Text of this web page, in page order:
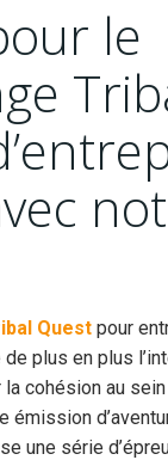
le
Quest pour
plus en plus
cohésion au
émission
une série